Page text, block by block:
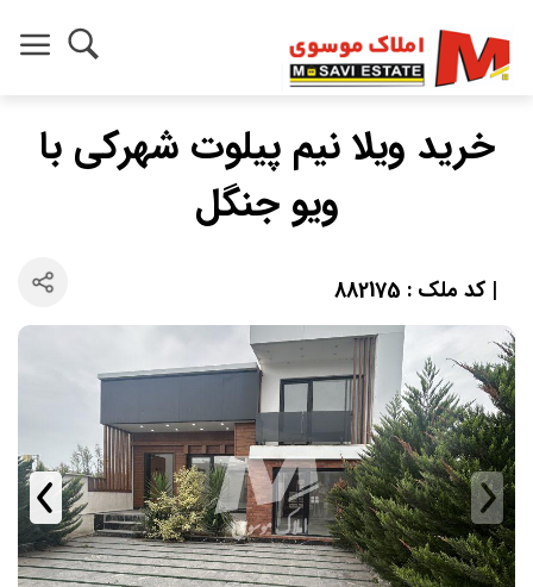
خرید ویلا نیم پیلوت شهرکی با
ویو جنگل
| کد ملک : 882175